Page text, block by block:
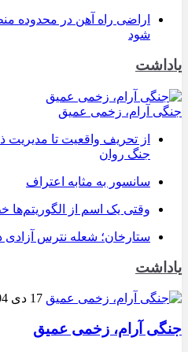
اراضی راه آهن در محدوده
شود
یاداشت
جنگی آرام، زخمی عمیق
از تحریف واقعیت تا
جنگ روان
سانسور به مثابه اعتراف
وقتی یک اسم از
ستارخان؛ شعله نترس آزادی
یاداشت
17 دی 1404
جنگی آرام، زخمی عمیق